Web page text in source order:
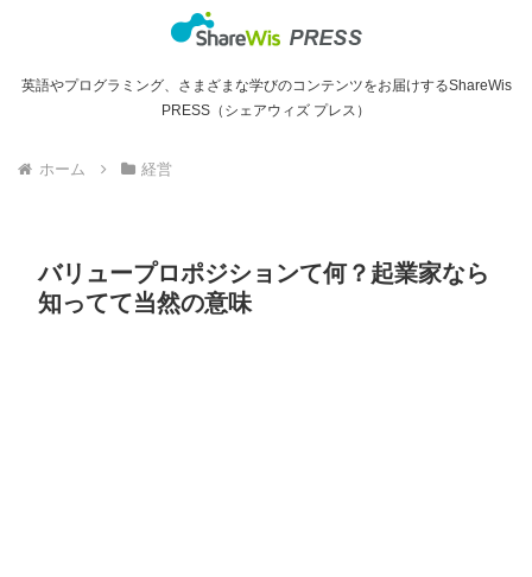
英語やプログラミング、さまざまな学びのコンテンツをお届けするShareWis
PRESS（シェアウィズ プレス）
ホーム 経営
バリュープロポジションて何？起業家なら
知ってて当然の意味